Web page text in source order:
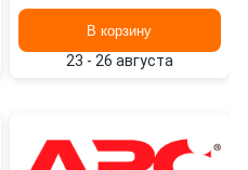
В корзину
23 - 26 августа